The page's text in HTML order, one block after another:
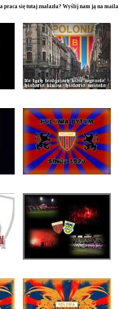
praca się tutaj znalazła? Wyślij nam ją na maila